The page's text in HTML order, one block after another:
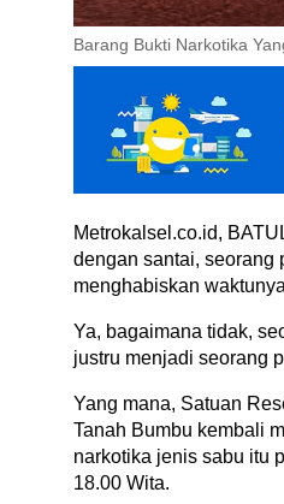
Barang Bukti Narkotika
Metrokalsel.co.id,
dengan santai, seorang
menghabiskan
Ya, bagaimana tidak,
justru menjadi seorang
Yang mana, Satuan
Tanah Bumbu kembali
narkotika jenis sabu itu
18.00 Wita.